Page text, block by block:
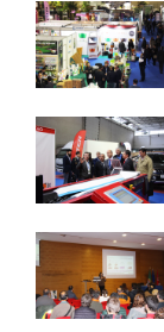
e acessórios
09 a 11 de